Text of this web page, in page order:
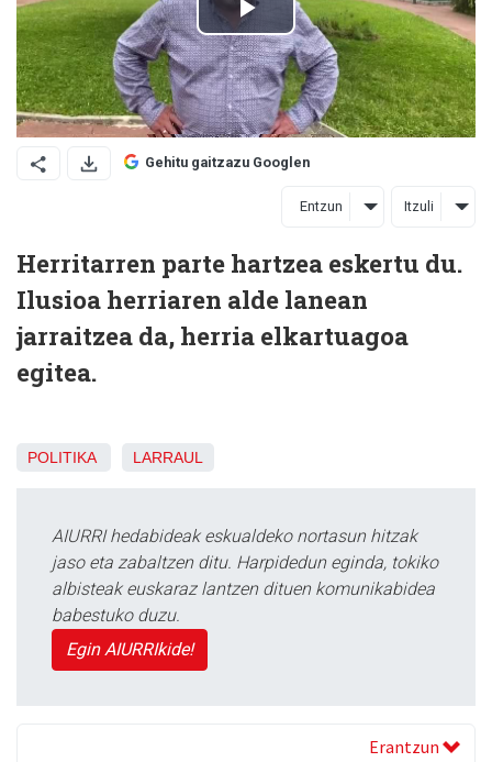
Gehitu gaitzazu Googlen
Entzun Itzuli
Herritarren parte hartzea eskertu du.
Ilusioa herriaren alde lanean
jarraitzea da, herria elkartuagoa
egitea.
POLITIKA LARRAUL
AIURRI hedabideak eskualdeko nortasun hitzak
jaso eta zabaltzen ditu. Harpidedun eginda, tokiko
albisteak euskaraz lantzen dituen komunikabidea
babestuko duzu.
Egin AIURRIkide!
Erantzun